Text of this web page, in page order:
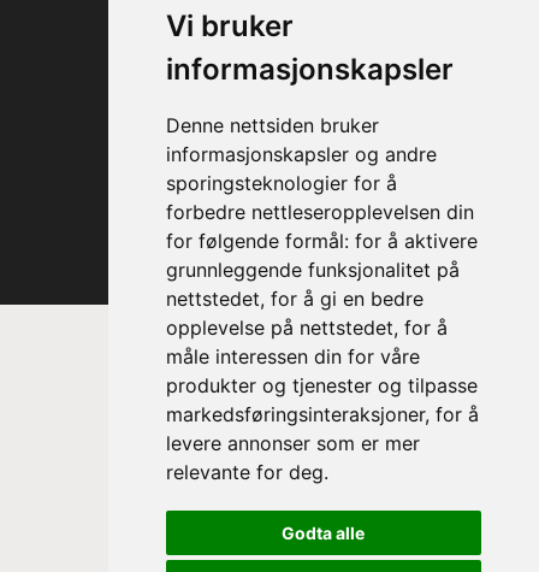
Vi bruker
informasjonskapsler
Denne nettsiden bruker
informasjonskapsler og andre
sporingsteknologier for å
forbedre nettleseropplevelsen din
for følgende formål: for å aktivere
grunnleggende funksjonalitet på
nettstedet, for å gi en bedre
opplevelse på nettstedet, for å
måle interessen din for våre
produkter og tjenester og tilpasse
markedsføringsinteraksjoner, for å
levere annonser som er mer
relevante for deg.
Godta alle
Prinsesse Astrid, fru Ferner
Trondheim Symfoniorkester & Opera
sin høye beskytter